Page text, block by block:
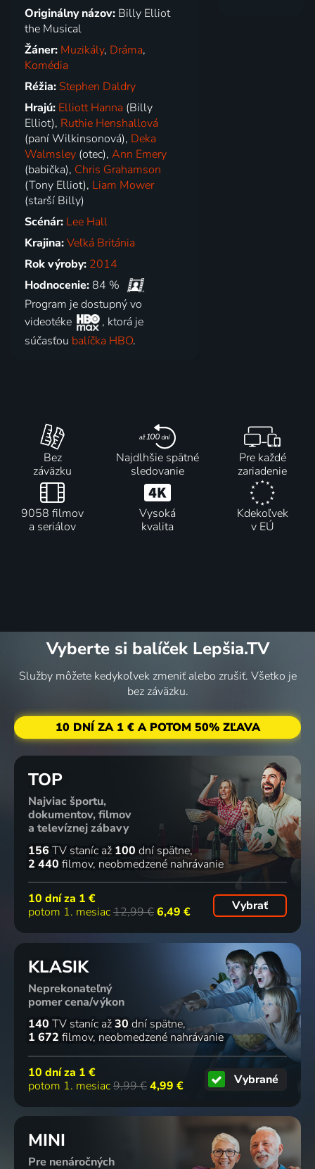
Originálny názov: Billy Elliot
the Musical
Žáner: Muzikály, Dráma,
Komédia
Réžia: Stephen Daldry
Hrajú: Elliott Hanna (Billy
Elliot), Ruthie Henshallová
(paní Wilkinsonová), Deka
Walmsley (otec),Ann Emery
(babička), Chris Grahamson
(Tony Elliot), Liam Mower
(starší Billy)
Scénár: Lee Hall
Krajina:Veľká Británia
Rok výroby: 2014
Hodnocenie: 84 %
Program je dostupný vo
videotéke
, ktorá je
súčasťou balíčka HBO.
Bez
záväzku
Najdlhšie spätné
sledovanie
Pre každé
zariadenie
9058 filmov
a seriálov
Vysoká
kvalita
Kdekoľvek
v EÚ
Vyberte si balíček Lepšia.TV
Služby môžete kedykoľvek zmeniť alebo zrušiť. Všetko je
bez záväzku.
10 DNÍ ZA 1 € A POTOM 50% ZĽAVA
TOP
Najviac športu,
dokumentov, filmov
a televíznej zábavy
156 TV staníc až 100 dní spätne
2 440 filmov neobmedzené nahrávanie
10 dní za 1 €
potom 1. mesiac12,99 €6,49 € Vybrať
KLASIK
Neprekonateľný
pomer cena/výkon
140 TV staníc až30 dní spätne
1 672 filmov neobmedzené nahrávanie
10 dní za 1 €
potom 1. mesiac9,99 €4,99 € Vybrané
MINI
Pre nenáročných